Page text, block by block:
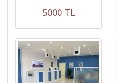
5000 TL